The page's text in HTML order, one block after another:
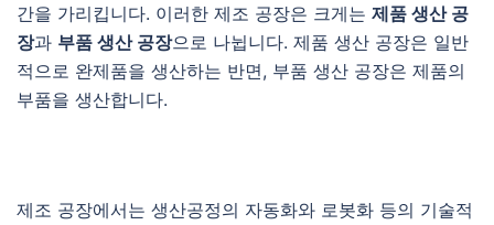
간을 가리킵니다. 이러한 제조 공장은 크게는 제품 생산 공
장과 부품 생산 공장으로 나뉩니다. 제품 생산 공장은 일반
적으로 완제품을 생산하는 반면, 부품 생산 공장은 제품의
부품을 생산합니다.
제조 공장에서는 생산공정의 자동화와 로봇화 등의 기술적